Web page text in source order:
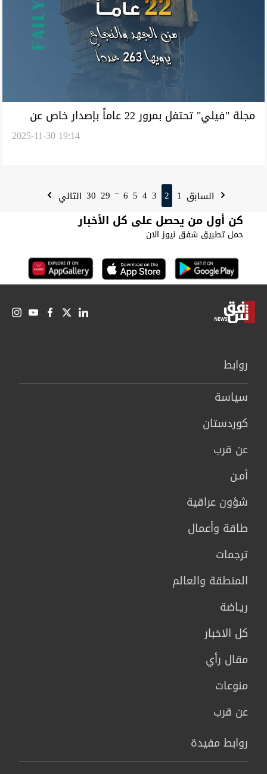
مجلة "فيلي" تحتفل بمرور 22 عاماً بإصدار خاص عن
2025-11-30 19:14
السابق 1
2
3
4
5
6
...
29
30 التالي
كن أول من يحصل على كل الأخبار
حمل تطبيق شفق نيوز الان
روابط
سیاسة
كوردستان
عن قرب
أمـن
شؤون عراقية
طاقة وأعمال
ترجمات
المنطقة والعالم
ريـاضة
كل الاخبار
مقال رأي
منوعات
عن قرب
روابط مفيدة